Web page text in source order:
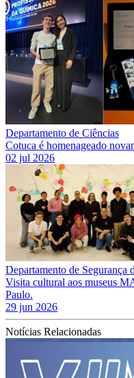
Departamento de Ciências
Cotuca é homenageado
02 jul 2026
Departamento de Segurança
Visita cultural aos museus
Paulo.
29 jun 2026
Notícias Relacionadas